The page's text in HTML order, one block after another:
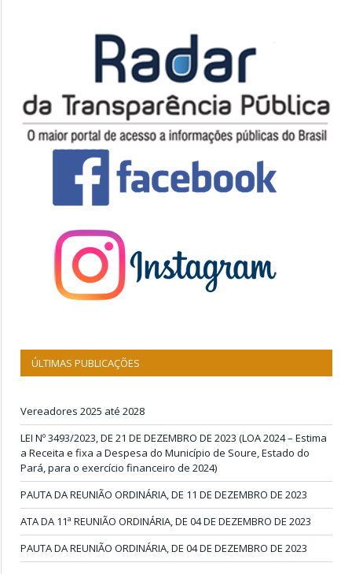
ÚLTIMAS PUBLICAÇÕES
Vereadores 2025 até 2028
LEI Nº 3493/2023, DE 21 DE DEZEMBRO DE 2023 (LOA 2024 – Estima
a Receita e fixa a Despesa do Município de Soure, Estado do
Pará, para o exercício financeiro de 2024)
PAUTA DA REUNIÃO ORDINÁRIA, DE 11 DE DEZEMBRO DE 2023
ATA DA 11ª REUNIÃO ORDINÁRIA, DE 04 DE DEZEMBRO DE 2023
PAUTA DA REUNIÃO ORDINÁRIA, DE 04 DE DEZEMBRO DE 2023